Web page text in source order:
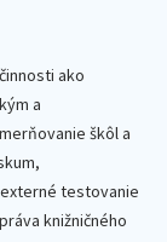
ako
a
škôl a
testovanie
knižničného